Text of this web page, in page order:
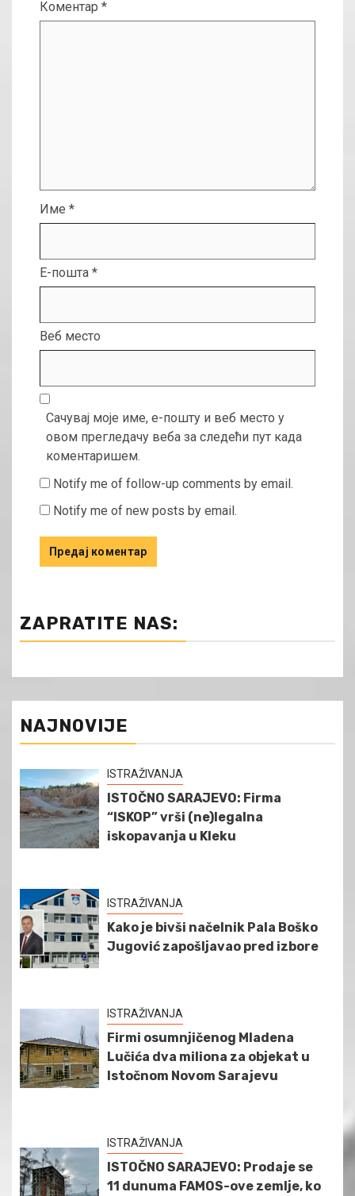
Коментар *
Име *
Е-пошта *
Веб место
Сачувај моје име, е-пошту и веб место у
овом прегледачу веба за следећи пут када
коментаришем.
Notify me of follow-up comments by email.
Notify me of new posts by email.
ZAPRATITE NAS:
NAJNOVIJE
ISTRAŽIVANJA
ISTOČNO SARAJEVO: Firma
“ISKOP” vrši (ne)legalna
iskopavanja u Kleku
ISTRAŽIVANJA
Kako je bivši načelnik Pala Boško
Jugović zapošljavao pred izbore
ISTRAŽIVANJA
Firmi osumnjičenog Mladena
Lučića dva miliona za objekat u
Istočnom Novom Sarajevu
ISTRAŽIVANJA
ISTOČNO SARAJEVO: Prodaje se
11 dunuma FAMOS-ove zemlje, ko